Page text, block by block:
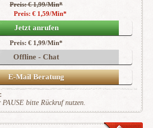
Preis: € 1,99/Min*
Preis: € 1,59/Min*
Jetzt anrufen
Preis: € 1,99/Min*
Offline - Chat
E-Mail Beratung
bitte Rückruf nutzen.